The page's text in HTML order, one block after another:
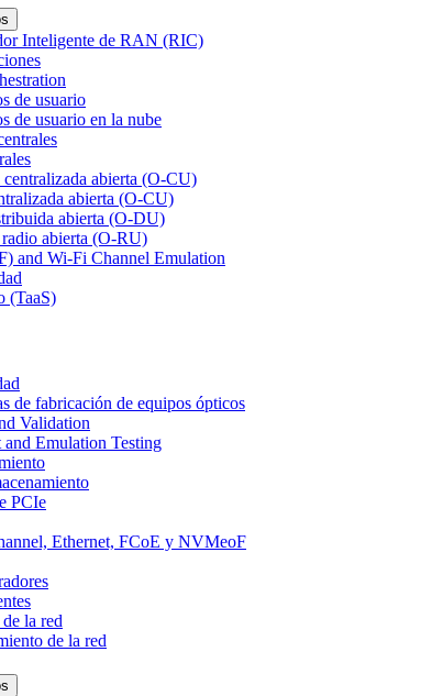
Inteligente de RAN (RIC)
de usuario
de usuario en la nube
abierta (O-CU)
abierta (O-CU)
abierta (O-DU)
abierta (O-RU)
and Wi-Fi Channel Emulation
(TaaS)
de fabricación de equipos ópticos
Validation
Emulation Testing
PCIe
Ethernet, FCoE y NVMeoF
la red
de la red